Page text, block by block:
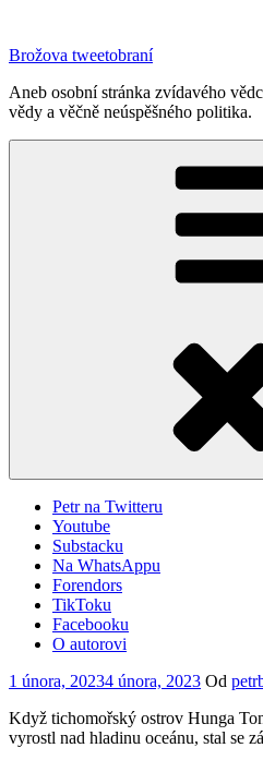
obsahu
Brožova tweetobraní
Aneb osobní stránka zvídavého
vědy a věčně neúspěšného politika.
Petr na Twitteru
Youtube
Substacku
Na WhatsAppu
Forendors
TikToku
Facebooku
O autorovi
Publikováno
1 února, 20234 února, 2023 Od
Když tichomořský ostrov Hunga
vyrostl nad hladinu oceánu, stal se